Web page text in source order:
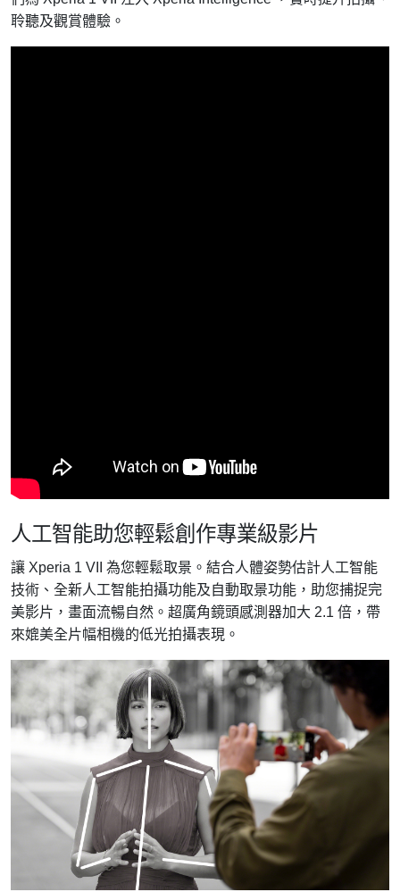
聆聽及觀賞體驗。
人工智能助您輕鬆創作專業級影片
讓 Xperia 1 VII 為您輕鬆取景。結合人體姿勢估計人工智能
技術、全新人工智能拍攝功能及自動取景功能，助您捕捉完
美影片，畫面流暢自然。超廣角鏡頭感測器加大 2.1 倍，帶
來媲美全片幅相機的低光拍攝表現。